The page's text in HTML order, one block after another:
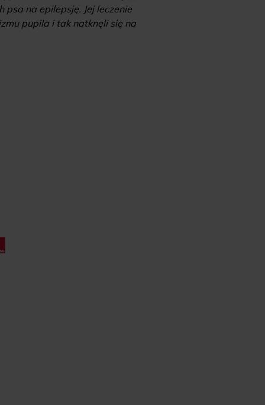
psa na epilepsję. Jej leczenie
pupila i tak natknęli się na